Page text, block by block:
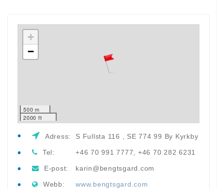
+
−
500 m
2000 ft
Adress: S Fullsta 116 , SE 774 99 By Kyrkby
Tel: +46 70 991 7777, +46 70 282 6231
E-post: karin@bengtsgard.com
Webb: www.bengtsgard.com